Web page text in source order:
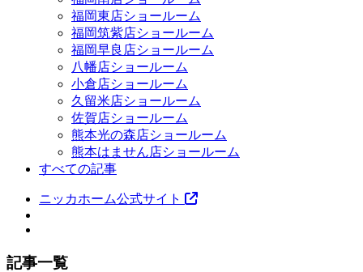
福岡東店ショールーム
福岡筑紫店ショールーム
福岡早良店ショールーム
八幡店ショールーム
小倉店ショールーム
久留米店ショールーム
佐賀店ショールーム
熊本光の森店ショールーム
熊本はません店ショールーム
すべての記事
ニッカホーム公式サイト
記事一覧